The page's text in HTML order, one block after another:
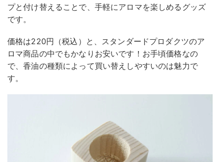
プと付け替えることで、手軽にアロマを楽しめるグッズ
です。
価格は220円（税込）と、スタンダードプロダクツのア
ロマ商品の中でもかなりお安いです！お手頃価格なの
で、香油の種類によって買い替えしやすいのは魅力で
す。